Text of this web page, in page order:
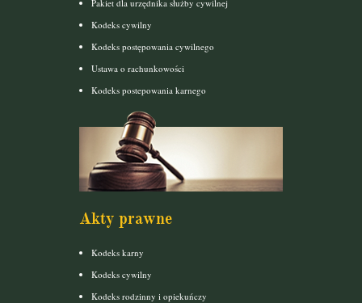
Pakiet dla urzędnika służby cywilnej
Kodeks cywilny
Kodeks postępowania cywilnego
Ustawa o rachunkowości
Kodeks postepowania karnego
Akty prawne
Kodeks karny
Kodeks cywilny
Kodeks rodzinny i opiekuńczy